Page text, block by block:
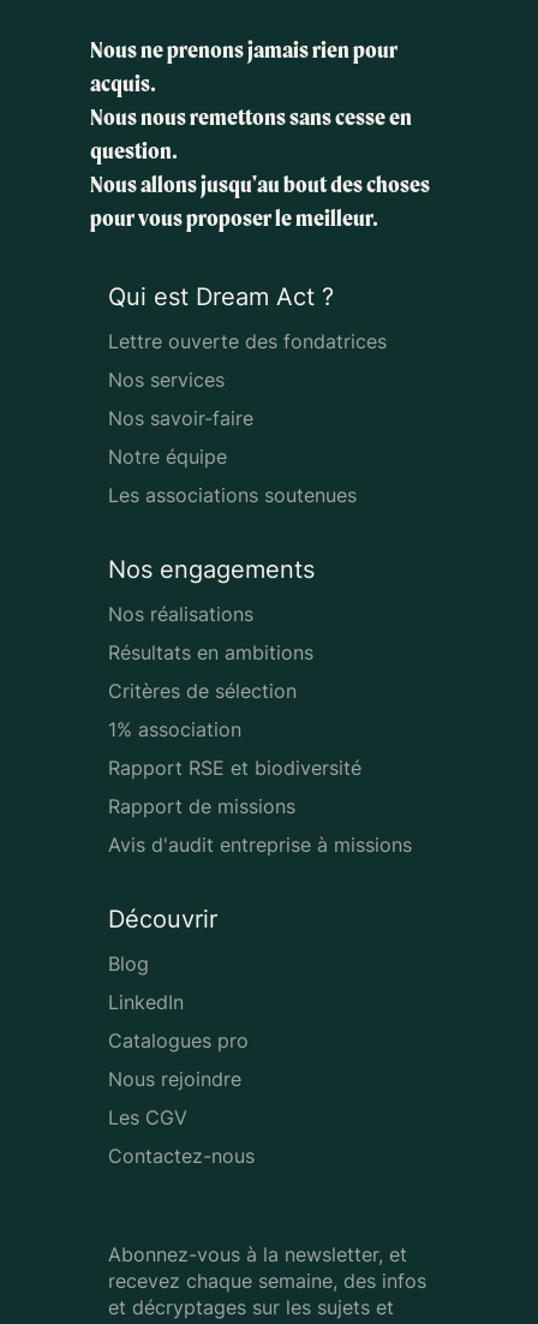
Nous ne prenons jamais rien pour
acquis.
Nous nous remettons sans cesse en
question.
Nous allons jusqu'au bout des choses
pour vous proposer le meilleur.
Qui est Dream Act ?
Lettre ouverte des fondatrices
Nos services
Nos savoir-faire
Notre équipe
Les associations soutenues
Nos engagements
Nos réalisations
Résultats en ambitions
Critères de sélection
1% association
Rapport RSE et biodiversité
Rapport de missions
Avis d'audit entreprise à missions
Découvrir
Blog
LinkedIn
Catalogues pro
Nous rejoindre
Les CGV
Contactez-nous
Abonnez-vous à la newsletter, et
recevez chaque semaine, des infos
et décryptages sur les sujets et